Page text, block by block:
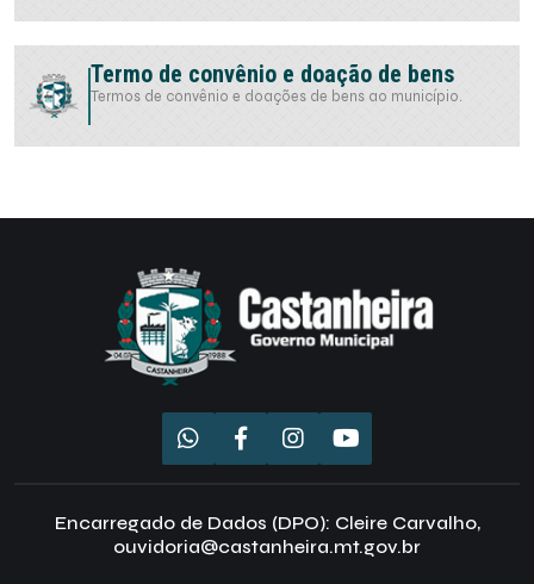
Termo de convênio e doação de bens
Termos de convênio e doações de bens ao município.
Encarregado de Dados (DPO): Cleire Carvalho,
ouvidoria@castanheira.mt.gov.br